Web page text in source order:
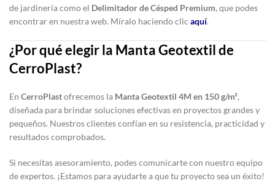
de jardinería como el Delimitador de Césped Premium, que podes
encontrar en nuestra web. Míralo haciendo clic aquí.
¿Por qué elegir la Manta Geotextil de
CerroPlast?
En CerroPlastofrecemos la Manta Geotextil 4M en 150 g/m²,
diseñada para brindar soluciones efectivas en proyectos grandes y
pequeños. Nuestros clientes confían en su resistencia, practicidad y
resultados comprobados.
Si necesitas asesoramiento, podes comunicarte con nuestro equipo
de expertos. ¡Estamos para ayudarte a que tu proyecto sea un éxito!